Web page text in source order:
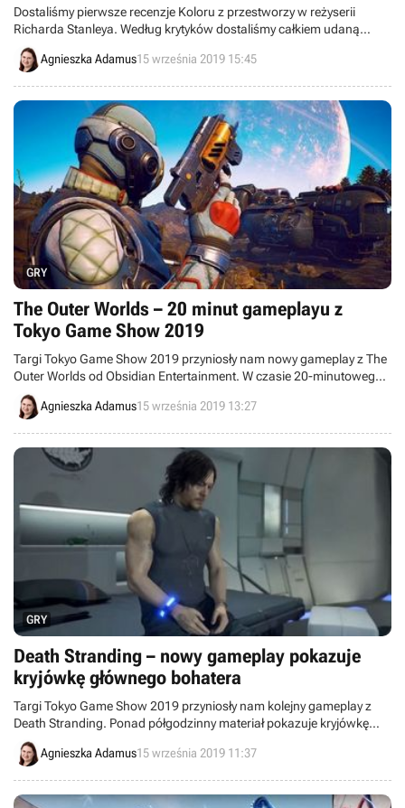
Dostaliśmy pierwsze recenzje Koloru z przestworzy w reżyserii
Richarda Stanleya. Według krytyków dostaliśmy całkiem udaną
adaptację opowiadania H.P. Lovecrafta.
Agnieszka Adamus15 września 2019 15:45
GRY
The Outer Worlds – 20 minut gameplayu z
Tokyo Game Show 2019
Targi Tokyo Game Show 2019 przyniosły nam nowy gameplay z The
Outer Worlds od Obsidian Entertainment. W czasie 20-minutowego
zapisu widzimy między innymi zarządzanie ekwipunkiem oraz
rozmowy z postaciami niezależnymi.
Agnieszka Adamus15 września 2019 13:27
GRY
Death Stranding – nowy gameplay pokazuje
kryjówkę głównego bohatera
Targi Tokyo Game Show 2019 przyniosły nam kolejny gameplay z
Death Stranding. Ponad półgodzinny materiał pokazuje kryjówkę
głównego bohatera oraz personalizację postaci. Nie zabrakło także
załatwiania potrzeb fizjologicznych.
Agnieszka Adamus15 września 2019 11:37